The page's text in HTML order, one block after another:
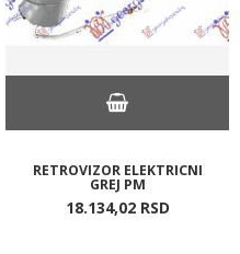
RETROVIZOR ELEKTRICNI
GREJ PM
18.134,02 RSD